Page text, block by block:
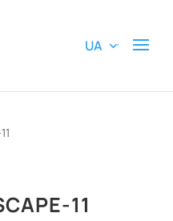
UA
11